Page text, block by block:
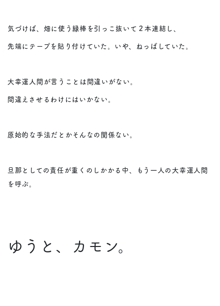
気づけば、畑に使う緑棒を引っこ抜いて２本連結し、
先端にテープを貼り付けていた。いや、ねっぱしていた。
大幸運人間が言うことは間違いがない。
間違えさせるわけにはいかない。
原始的な手法だとかそんなの関係ない。
旦那としての責任が重くのしかかる中、もう一人の大幸運人間
を呼ぶ。
ゆうと、カモン。